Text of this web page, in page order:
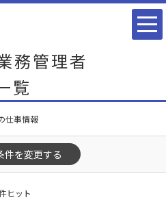
務管理者
覧
仕事情報
件を変更する
ヒット